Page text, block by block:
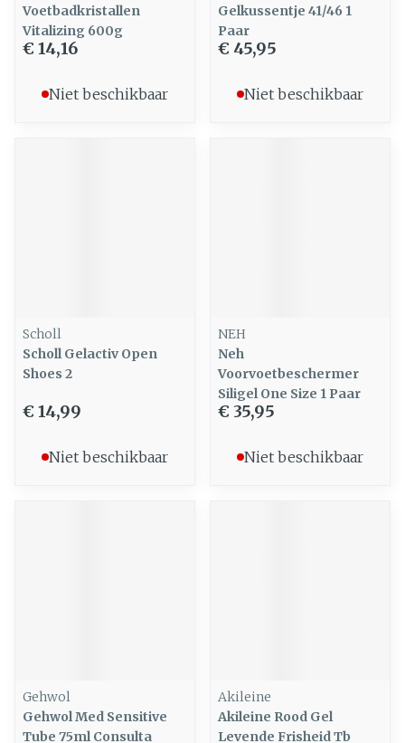
Voetbadkristallen
Vitalizing 600g
€ 14,16
Niet beschikbaar
Gelkussentje 41/46 1
Paar
€ 45,95
Niet beschikbaar
Scholl
Scholl Gelactiv Open
Shoes 2
€ 14,99
Niet beschikbaar
NEH
Neh
Voorvoetbeschermer
Siligel One Size 1 Paar
€ 35,95
Niet beschikbaar
Gehwol
Gehwol Med Sensitive
Tube 75ml Consulta
Akileine
Akileine Rood Gel
Levende Frisheid Tb